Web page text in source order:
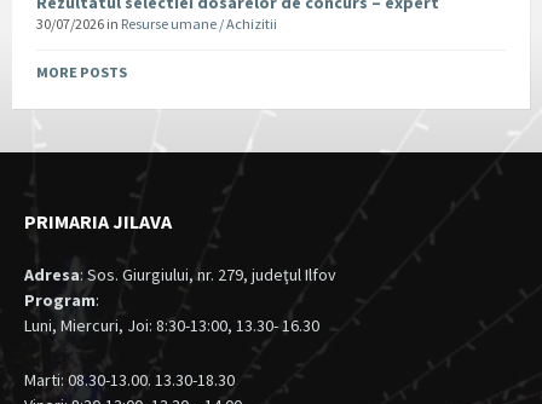
30/07/2026 in Resurse umane / Achizitii
MORE POSTS
PRIMARIA JILAVA
Adresa: Sos. Giurgiului, nr. 279, judeţul Ilfov
Program:
Luni, Miercuri, Joi: 8:30-13:00, 13.30- 16.30
Marti: 08.30-13.00. 13.30-18.30